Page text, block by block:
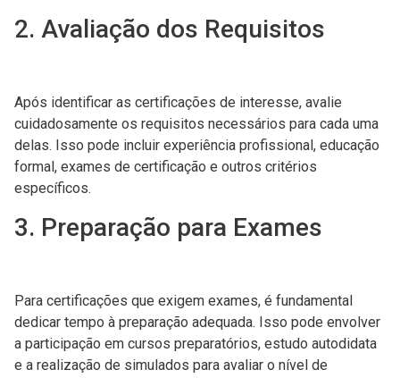
2. Avaliação dos Requisitos
Após identificar as certificações de interesse, avalie
cuidadosamente os requisitos necessários para cada uma
delas. Isso pode incluir experiência profissional, educação
formal, exames de certificação e outros critérios
específicos.
3. Preparação para Exames
Para certificações que exigem exames, é fundamental
dedicar tempo à preparação adequada. Isso pode envolver
a participação em cursos preparatórios, estudo autodidata
e a realização de simulados para avaliar o nível de